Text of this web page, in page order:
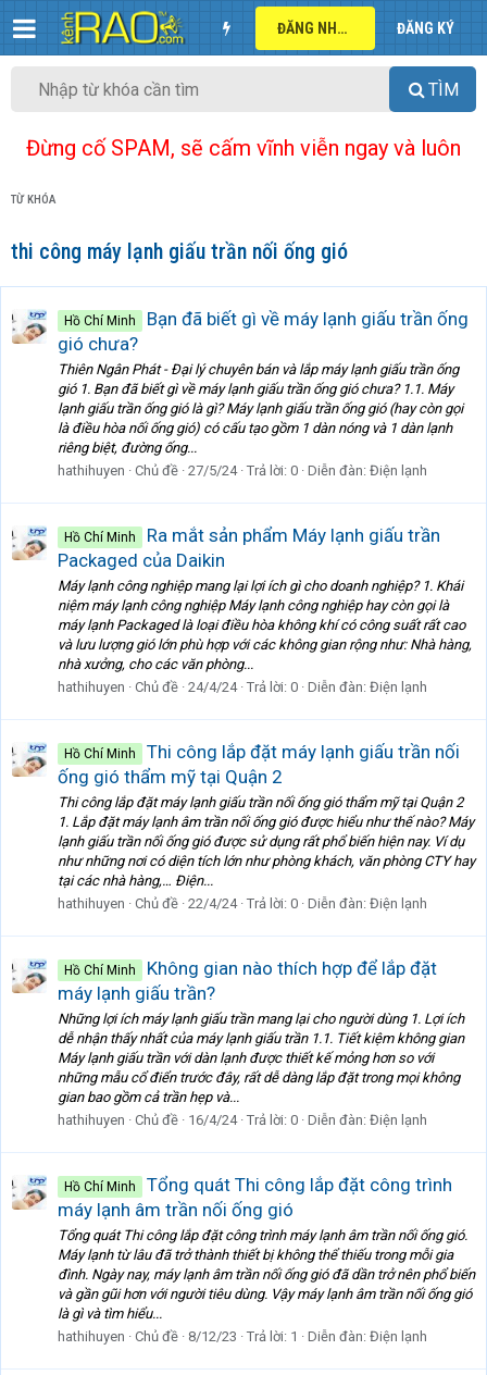
ĐĂNG NHẬP ĐĂNG KÝ
TÌM
Đừng cố SPAM, sẽ cấm vĩnh viễn ngay và luôn
TỪ KHÓA
thi công máy lạnh giấu trần nối ống gió
Hồ Chí Minh
Bạn đã biết gì về máy lạnh giấu trần ống
gió chưa?
Thiên Ngân Phát - Đại lý chuyên bán và lắp máy lạnh giấu trần ống
gió 1. Bạn đã biết gì về máy lạnh giấu trần ống gió chưa? 1.1. Máy
lạnh giấu trần ống gió là gì? Máy lạnh giấu trần ống gió (hay còn gọi
là điều hòa nối ống gió) có cấu tạo gồm 1 dàn nóng và 1 dàn lạnh
riêng biệt, đường ống...
hathihuyen
Chủ đề 27/5/24 Trả lời: 0 Diễn đàn: Điện lạnh
Hồ Chí Minh
Ra mắt sản phẩm Máy lạnh giấu trần
Packaged của Daikin
Máy lạnh công nghiệp mang lại lợi ích gì cho doanh nghiệp? 1. Khái
niệm máy lạnh công nghiệp Máy lạnh công nghiệp hay còn gọi là
máy lạnh Packaged là loại điều hòa không khí có công suất rất cao
và lưu lượng gió lớn phù hợp với các không gian rộng như: Nhà hàng,
nhà xưởng, cho các văn phòng...
hathihuyen
Chủ đề 24/4/24 Trả lời: 0 Diễn đàn: Điện lạnh
Hồ Chí Minh
Thi công lắp đặt máy lạnh giấu trần nối
ống gió thẩm mỹ tại Quận 2
Thi công lắp đặt máy lạnh giấu trần nối ống gió thẩm mỹ tại Quận 2
1. Lắp đặt máy lạnh âm trần nối ống gió được hiểu như thế nào? Máy
lạnh giấu trần nối ống gió được sử dụng rất phổ biến hiện nay. Ví dụ
như những nơi có diện tích lớn như phòng khách, văn phòng CTY hay
tại các nhà hàng,… Điện...
hathihuyen
Chủ đề 22/4/24 Trả lời: 0 Diễn đàn: Điện lạnh
Hồ Chí Minh
Không gian nào thích hợp để lắp đặt
máy lạnh giấu trần?
Những lợi ích máy lạnh giấu trần mang lại cho người dùng 1. Lợi ích
dễ nhận thấy nhất của máy lạnh giấu trần 1.1. Tiết kiệm không gian
Máy lạnh giấu trần với dàn lạnh được thiết kế mỏng hơn so với
những mẫu cổ điển trước đây, rất dễ dàng lắp đặt trong mọi không
gian bao gồm cả trần hẹp và...
hathihuyen
Chủ đề 16/4/24 Trả lời: 0 Diễn đàn: Điện lạnh
Hồ Chí Minh
Tổng quát Thi công lắp đặt công trình
máy lạnh âm trần nối ống gió
Tổng quát Thi công lắp đặt công trình máy lạnh âm trần nối ống gió.
Máy lạnh từ lâu đã trở thành thiết bị không thể thiếu trong mỗi gia
đình. Ngày nay, máy lạnh âm trần nối ống gió đã dần trở nên phổ biến
và gần gũi hơn với người tiêu dùng. Vậy máy lạnh âm trần nối ống gió
là gì và tìm hiểu...
hathihuyen
Chủ đề 8/12/23 Trả lời: 1 Diễn đàn: Điện lạnh